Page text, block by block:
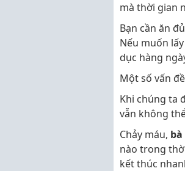
mà thời gian
Bạn cần ăn
Nếu muốn
dục hàng
Một số vấn
Khi chúng ta
vẫn không
Chảy máu,
nào trong
kết thúc